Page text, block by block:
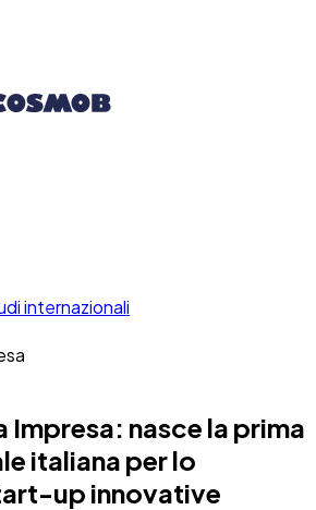
internazionali
Impresa: nasce la prima
italiana per lo
up innovative